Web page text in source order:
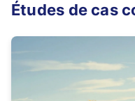
Études de cas